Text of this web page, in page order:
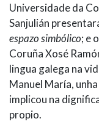
Universidade da
Sanjulián
espazo simbólico; e
Coruña Xosé
lingua galega na
Manuel María,
implicou na
propio.